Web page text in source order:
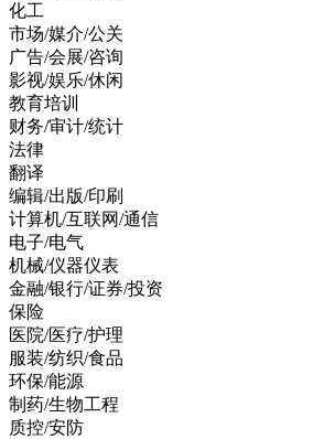
化工
市场/媒介/公关
广告/会展/咨询
影视/娱乐/休闲
教育培训
财务/审计/统计
法律
翻译
编辑/出版/印刷
计算机/互联网/通信
电子/电气
机械/仪器仪表
金融/银行/证券/投资
保险
医院/医疗/护理
服装/纺织/食品
环保/能源
制药/生物工程
质控/安防